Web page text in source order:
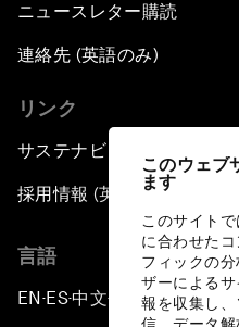
このウェブ
ます
このサイト
に合わせた
フィックの
ザーによる
報を収集し
ニュースレター購読
連絡先 (英語のみ)
リンク
サステナビリティへの取り
採用情報 (英語のみ)
言語
EN ▪ES▪中文▪ 日本語